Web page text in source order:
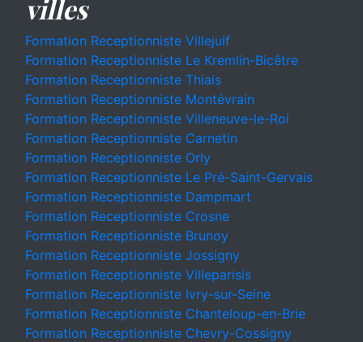
villes
Formation Receptionniste Villejuif
Formation Receptionniste Le Kremlin-Bicêtre
Formation Receptionniste Thiais
Formation Receptionniste Montévrain
Formation Receptionniste Villeneuve-le-Roi
Formation Receptionniste Carnetin
Formation Receptionniste Orly
Formation Receptionniste Le Pré-Saint-Gervais
Formation Receptionniste Dampmart
Formation Receptionniste Crosne
Formation Receptionniste Brunoy
Formation Receptionniste Jossigny
Formation Receptionniste Villeparisis
Formation Receptionniste Ivry-sur-Seine
Formation Receptionniste Chanteloup-en-Brie
Formation Receptionniste Chevry-Cossigny